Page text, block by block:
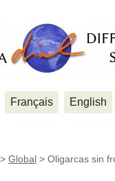
Français English
> Global > Oligarcas sin